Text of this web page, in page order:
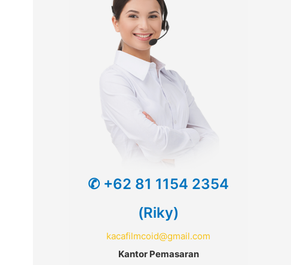
✆ +62 81 1154 2354
(Riky)
kacafilmcoid@gmail.com
Kantor Pemasaran